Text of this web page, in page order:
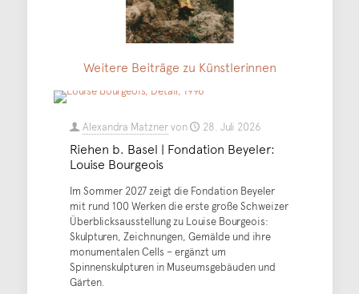
Weitere Beiträge zu Künstlerinnen
Alexandra Matznervon 28. Juli 2026
Riehen b. Basel | Fondation Beyeler:
Louise Bourgeois
Im Sommer 2027 zeigt die Fondation Beyeler
mit rund 100 Werken die erste große Schweizer
Überblicksausstellung zu Louise Bourgeois:
Skulpturen, Zeichnungen, Gemälde und ihre
monumentalen Cells – ergänzt um
Spinnenskulpturen in Museumsgebäuden und
Gärten.